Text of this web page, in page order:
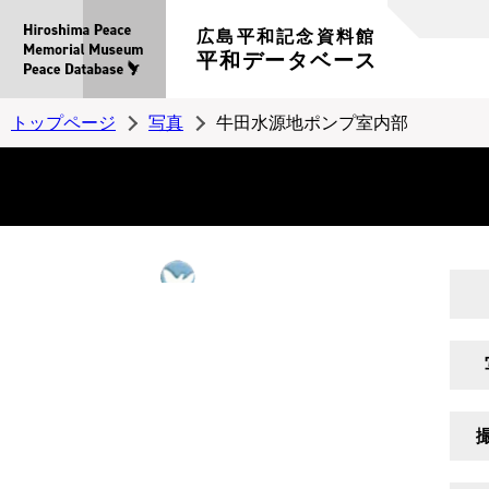
広島平和記念資料館
平和データベース
トップページ 写真 牛田水源地ポンプ室内部